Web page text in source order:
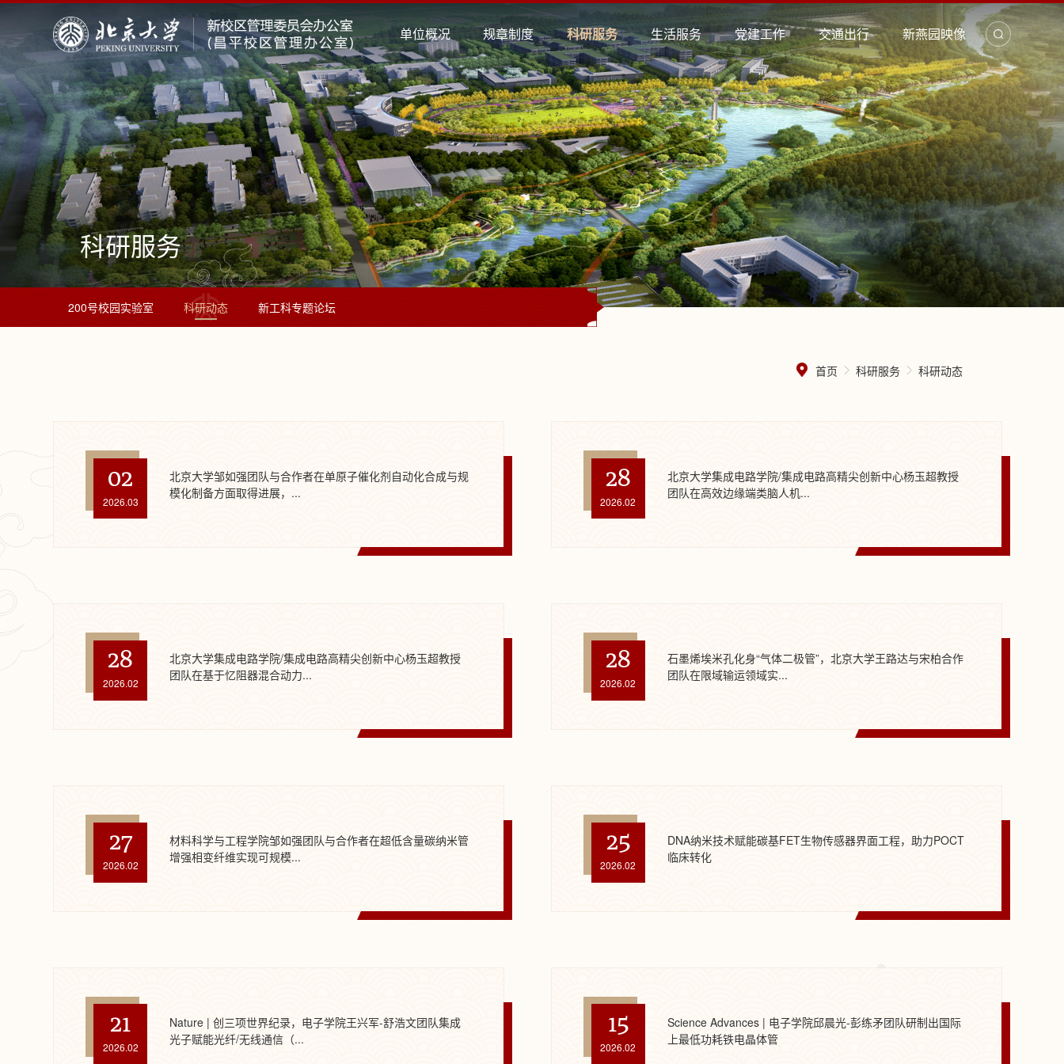
单位概况 规章制度 科研服务 生活服务 党建工作 交通出行 新燕园映像
科研服务
200号校园实验室 科研动态 新工科专题论坛
首页 科研服务 科研动态
02
2026.03
北京大学邹如强团队与合作者在单原子催化剂自动化合成与规
模化制备方面取得进展，...
28
2026.02
北京大学集成电路学院/集成电路高精尖创新中心杨玉超教授
团队在高效边缘端类脑人机...
28
2026.02
北京大学集成电路学院/集成电路高精尖创新中心杨玉超教授
团队在基于忆阻器混合动力...
28
2026.02
石墨烯埃米孔化身“气体二极管”，北京大学王路达与宋柏合作
团队在限域输运领域实...
27
2026.02
材料科学与工程学院邹如强团队与合作者在超低含量碳纳米管
增强相变纤维实现可规模...
25
2026.02
DNA纳米技术赋能碳基FET生物传感器界面工程，助力POCT
临床转化
21
2026.02
Nature | 创三项世界纪录，电子学院王兴军-舒浩文团队集成
光子赋能光纤/无线通信（...
15
2026.02
Science Advances | 电子学院邱晨光-彭练矛团队研制出国际
上最低功耗铁电晶体管